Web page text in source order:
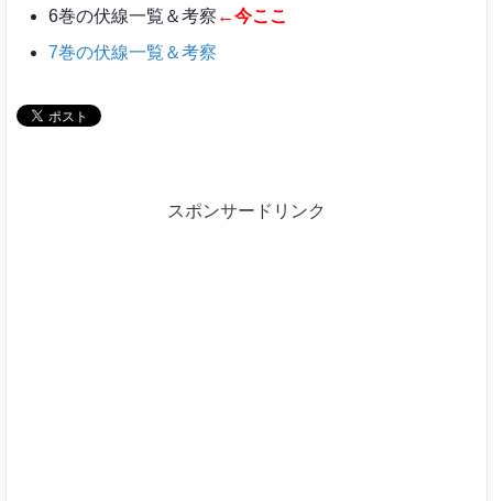
6巻の伏線一覧＆考察 ←今ここ
7巻の伏線一覧＆考察
スポンサードリンク